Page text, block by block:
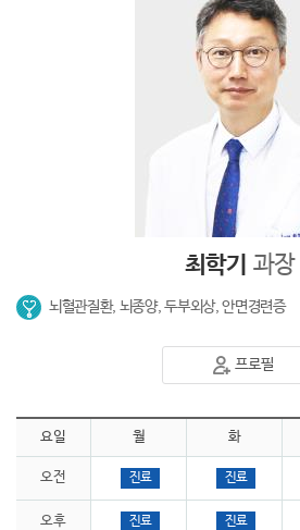
최학기 과장
뇌혈관질환, 뇌종양, 두부외상, 안면경련증
프로필
요일 월 화
오전 진료 진료
오후 진료 진료